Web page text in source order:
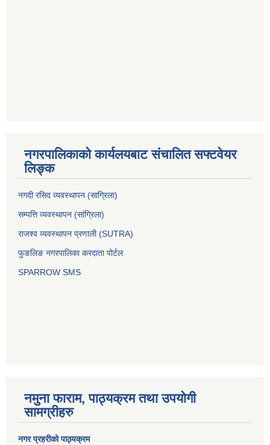
नगरपालिकाको कार्यलयबाट संचालित सफ्टवेयर
लिङ्क
नगदी रसिद व्यवस्थापन (साग्रिला)
सम्पत्ति व्यवस्थापन (सांग्रिला)
राजश्व व्यवस्थापन प्रणाली (SUTRA)
फुङलिङ नगरपालिका करदाता पोर्टल
SPARROW SMS
नमुना फाराम, पाठ्यक्रम तथा उपयोगी
सामग्रीहरु
नगर प्रहरीको पाठ्यक्रम